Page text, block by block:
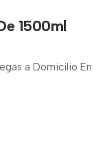
1500ml
a Domicilio En